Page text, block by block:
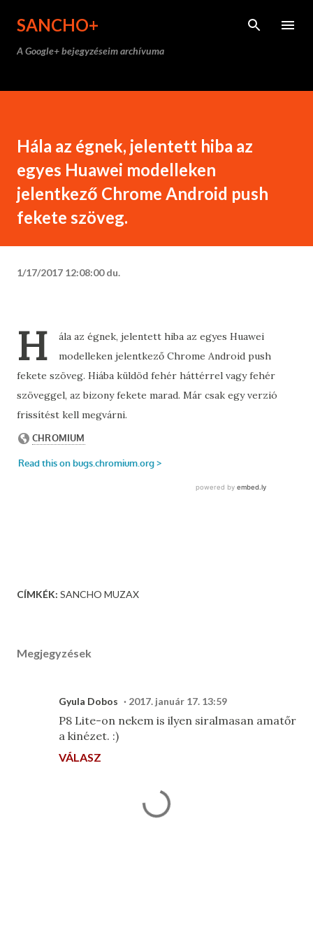
SANCHO+
A Google+ bejegyzéseim archívuma
Hála az égnek, jelentett hiba az
egyes Huawei modelleken
jelentkező Chrome Android push
fekete szöveg.
1/17/2017 12:08:00 du.
H
ála az égnek, jelentett hiba az egyes Huawei
modelleken jelentkező Chrome Android push
fekete szöveg. Hiába küldöd fehér háttérrel vagy fehér
szöveggel, az bizony fekete marad. Már csak egy verzió
frissítést kell megvárni.
CÍMKÉK: SANCHO MUZAX
Megjegyzések
Gyula Dobos 2017. január 17. 13:59
P8 Lite-on nekem is ilyen siralmasan amatőr
a kinézet. :)
VÁLASZ